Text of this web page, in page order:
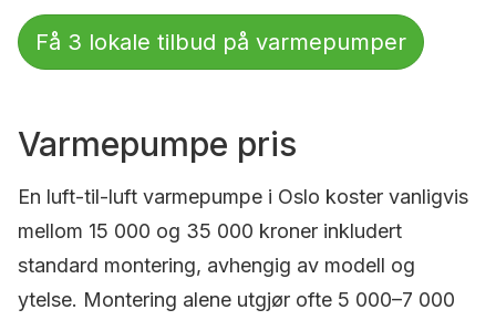
Få 3 lokale tilbud på varmepumper
Varmepumpe pris
En luft-til-luft varmepumpe i Oslo koster vanligvis
mellom 15 000 og 35 000 kroner inkludert
standard montering, avhengig av modell og
ytelse. Montering alene utgjør ofte 5 000–7 000